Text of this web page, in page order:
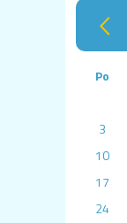
‹
Po
3
10
17
24